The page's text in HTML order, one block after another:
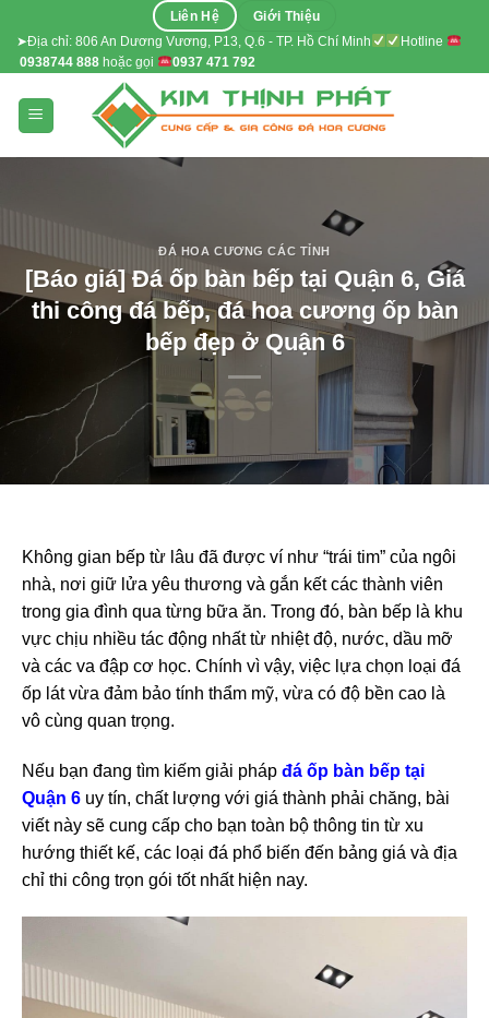
content
Liên Hệ Giới Thiệu
➤Địa chỉ: 806 An Dương Vương, P13, Q.6 - TP. Hồ Chí Minh
Hotline
0938744 888 hoặc gọi 0937 471 792
ĐÁ HOA CƯƠNG CÁC TỈNH
[Báo giá] Đá ốp bàn bếp tại Quận 6, Giá
thi công đá bếp, đá hoa cương ốp bàn
bếp đẹp ở Quận 6
Không gian bếp từ lâu đã được ví như “trái tim” của ngôi
nhà, nơi giữ lửa yêu thương và gắn kết các thành viên
trong gia đình qua từng bữa ăn. Trong đó, bàn bếp là khu
vực chịu nhiều tác động nhất từ nhiệt độ, nước, dầu mỡ
và các va đập cơ học. Chính vì vậy, việc lựa chọn loại đá
ốp lát vừa đảm bảo tính thẩm mỹ, vừa có độ bền cao là
vô cùng quan trọng.
Nếu bạn đang tìm kiếm giải pháp đá ốp bàn bếp tại
Quận 6 uy tín, chất lượng với giá thành phải chăng, bài
viết này sẽ cung cấp cho bạn toàn bộ thông tin từ xu
hướng thiết kế, các loại đá phổ biến đến bảng giá và địa
chỉ thi công trọn gói tốt nhất hiện nay.